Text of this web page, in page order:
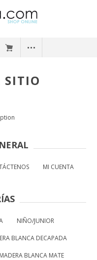
SITIO
MI CUENTA
NIÑO/JUNIOR
BLANCA DECAPADA
MADERA BLANCA MATE